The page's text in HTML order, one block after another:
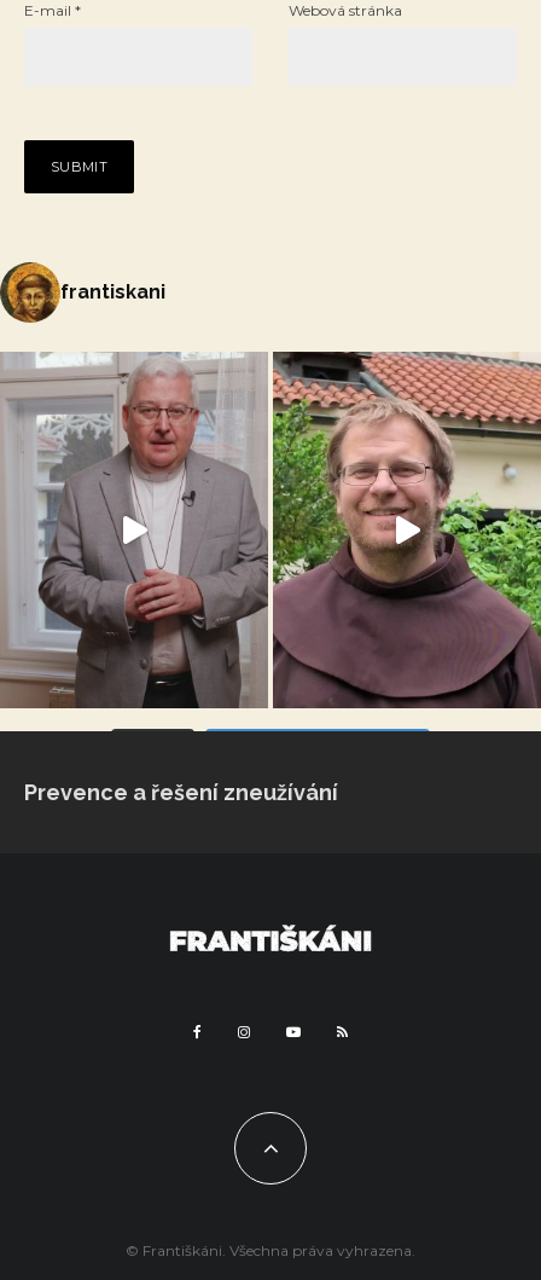
E-mail * Webová stránka
frantiskani
Prevence a řešení zneužívání
© Františkáni. Všechna práva vyhrazena.